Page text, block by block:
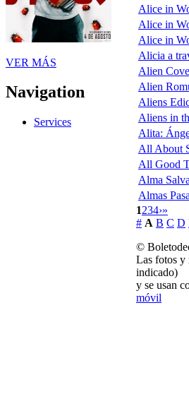
VER MÁS
Navigation
Services
Alice in
Alice in
Alice in
Alicia a
Alien
Alien
Aliens
Aliens in
Alita:
All About
All Good
Alma
Almas
1234›»
# A B C D
©
Las fotos y
indicado)
y se usan
móvil